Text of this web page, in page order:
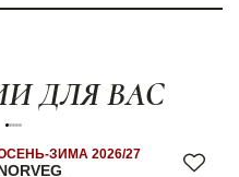
ДЛЯ ВАС
ЗИМА 2026/27